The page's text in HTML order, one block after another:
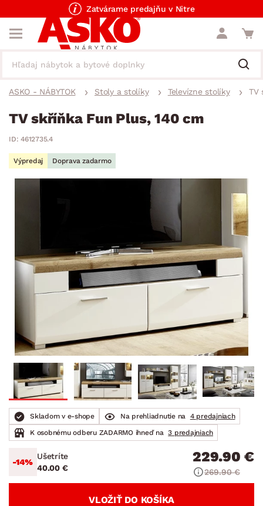
Zatvárame predajňu v Nitre
ASKO - NÁBYTOK Stoly a stolíky Televízne stolíky TV
TV skříňka Fun Plus, 140 cm
ID: 4612735.4
Výpredaj Doprava zadarmo
Skladom v e-shope Na prehliadnutie na
4 predajniach
K osobnému odberu ZADARMO ihneď na 3 predajniach
-14%
Ušetríte
40.00 €
229.90 €
269.90 €
VLOŽIŤ DO KOŠÍKA